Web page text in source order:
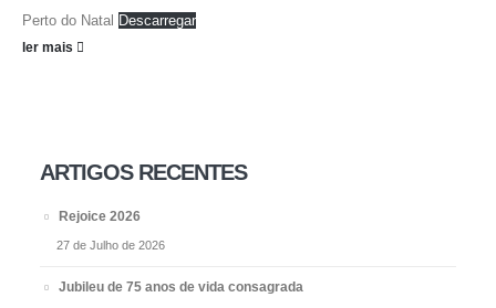
Perto do Natal Descarregar
ler mais
ARTIGOS RECENTES
Rejoice 2026
27 de Julho de 2026
Jubileu de 75 anos de vida consagrada